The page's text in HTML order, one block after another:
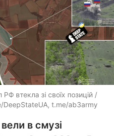
втекла зі своїх позицій /
t.me/ab3army
в смузі